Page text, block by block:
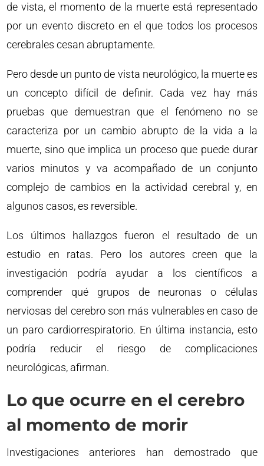
de vista, el momento de la muerte está representado
por un evento discreto en el que todos los procesos
cerebrales cesan abruptamente.
Pero desde un punto de vista neurológico, la muerte es
un concepto difícil de definir. Cada vez hay más
pruebas que demuestran que el fenómeno no se
caracteriza por un cambio abrupto de la vida a la
muerte, sino que implica un proceso que puede durar
varios minutos y va acompañado de un conjunto
complejo de cambios en la actividad cerebral y, en
algunos casos, es reversible.
Los últimos hallazgos fueron el resultado de un
estudio en ratas. Pero los autores creen que la
investigación podría ayudar a los científicos a
comprender qué grupos de neuronas o células
nerviosas del cerebro son más vulnerables en caso de
un paro cardiorrespiratorio. En última instancia, esto
podría reducir el riesgo de complicaciones
neurológicas, afirman.
Lo que ocurre en el cerebro
al momento de morir
Investigaciones anteriores han demostrado que